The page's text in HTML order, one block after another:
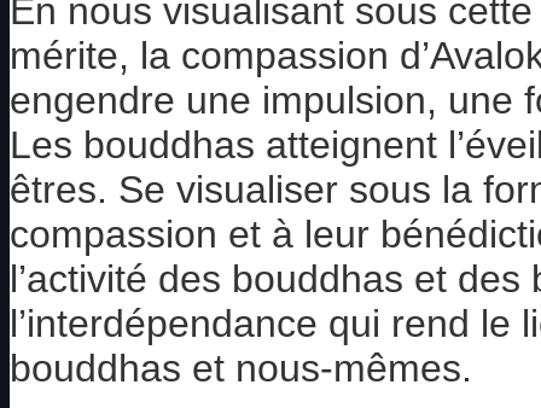
En nous visualisant sous
mérite, la compassion
engendre une impulsion, une
Les bouddhas atteignent
êtres. Se visualiser sous la
compassion et à leur
l’activité des bouddhas et
l’interdépendance qui rend le
bouddhas et nous-mêmes.